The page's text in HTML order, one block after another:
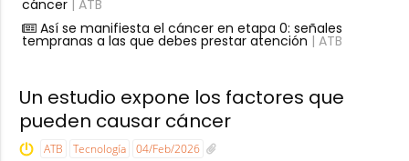
cáncer| ATB
Así se manifiesta el cáncer en etapa 0: señales
tempranas a las que debes prestar atención | ATB
Un estudio expone los factores que
pueden causar cáncer
ATB Tecnología 04/Feb/2026